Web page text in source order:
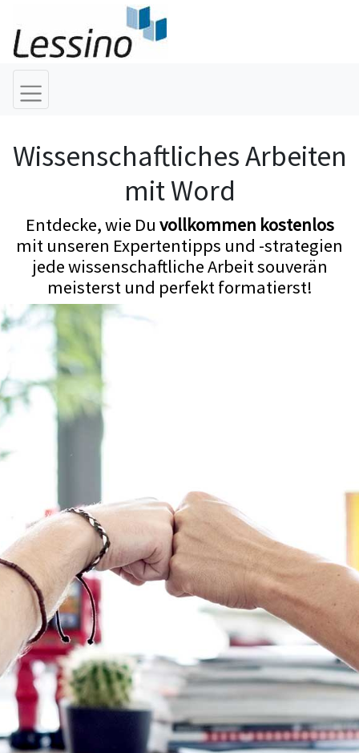
Wissenschaftliches Arbeiten
mit Word
Entdecke, wie Du vollkommen kostenlos
mit unseren Expertentipps und -strategien
jede wissenschaftliche Arbeit souverän
meisterst und perfekt formatierst!